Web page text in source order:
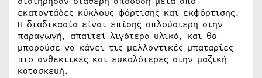
εκατοντάδες κύκλους φόρτισης και εκφόρτισης.
Η διαδικασία είναι επίσης απλούστερη στην
παραγωγή, απαιτεί λιγότερα υλικά, και θα
μπορούσε να κάνει τις μελλοντικές μπαταρίες
πιο ανθεκτικές και ευκολότερες στην μαζική
κατασκευή.